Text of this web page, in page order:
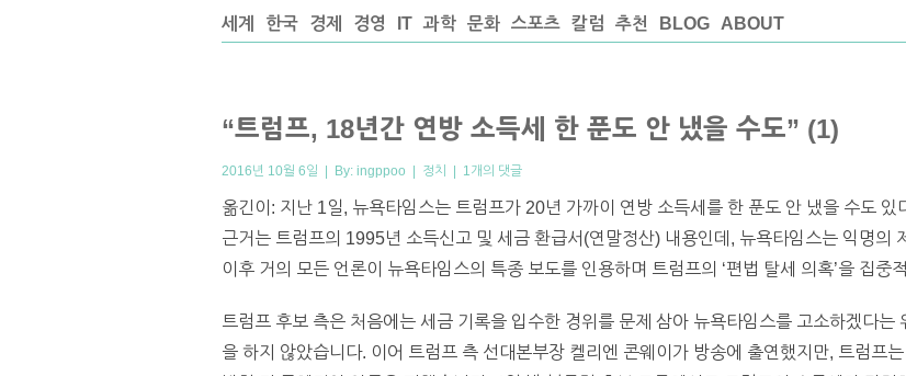
세계 한국 경제 경영 IT 과학 문화 스포츠 칼럼 추천 BLOG ABOUT
“트럼프, 18년간 연방 소득세 한 푼도 안 냈을 수도” (1)
2016년 10월 6일 | By: ingppoo | 정치 | 1개의 댓글
옮긴이: 지난 1일, 뉴욕타임스는 트럼프가 20년 가까이 연방 소득세를 한 푼도 안 냈을 수도 있
근거는 트럼프의 1995년 소득신고 및 세금 환급서(연말정산) 내용인데, 뉴욕타임스는 익명의
이후 거의 모든 언론이 뉴욕타임스의 특종 보도를 인용하며 트럼프의 ‘편법 탈세 의혹’을 집중
트럼프 후보 측은 처음에는 세금 기록을 입수한 경위를 문제 삼아 뉴욕타임스를 고소하겠다는
을 하지 않았습니다. 이어 트럼프 측 선대본부장 켈리엔 콘웨이가 방송에 출연했지만, 트럼프